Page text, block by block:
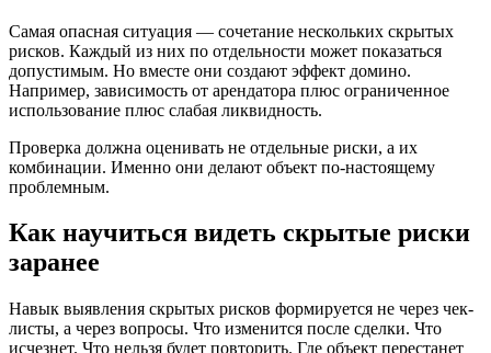
Самая опасная ситуация — сочетание нескольких скрытых
рисков. Каждый из них по отдельности может показаться
допустимым. Но вместе они создают эффект домино.
Например, зависимость от арендатора плюс ограниченное
использование плюс слабая ликвидность.
Проверка должна оценивать не отдельные риски, а их
комбинации. Именно они делают объект по-настоящему
проблемным.
Как научиться видеть скрытые риски
заранее
Навык выявления скрытых рисков формируется не через чек-
листы, а через вопросы. Что изменится после сделки. Что
исчезнет. Что нельзя будет повторить. Где объект перестанет